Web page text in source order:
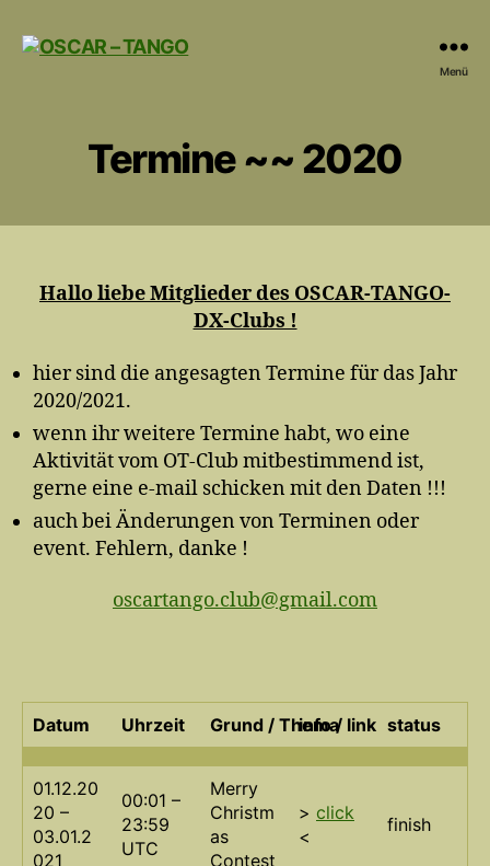
Menü
Termine ~~ 2020
Hallo liebe Mitglieder des OSCAR-TANGO-
DX-Clubs !
hier sind die angesagten Termine für das Jahr
2020/2021.
wenn ihr weitere Termine habt, wo eine
Aktivität vom OT-Club mitbestimmend ist,
gerne eine e-mail schicken mit den Daten !!!
auch bei Änderungen von Terminen oder
event. Fehlern, danke !
oscartango.club@gmail.com
Datum Uhrzeit Grund / Themainfo / link status
01.12.20
20 –
03.01.2
021
00:01 –
23:59
UTC
Merry
Christm
as
Contest
> click
<
finish